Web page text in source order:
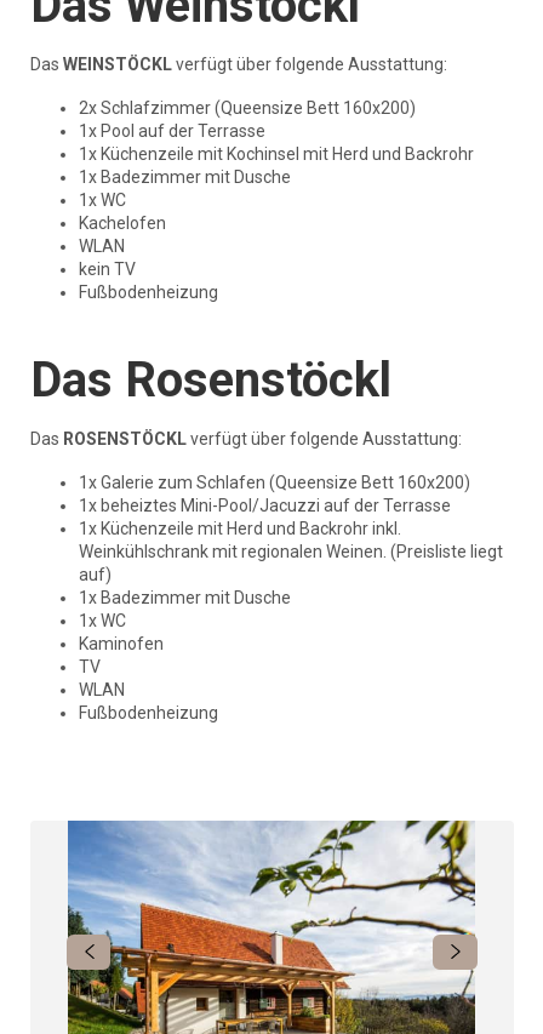
Das WEINSTÖCKLverfügt über folgende Ausstattung:
2x Schlafzimmer (Queensize Bett 160x200)
1x Pool auf der Terrasse
1x Küchenzeile mit Kochinsel mit Herd und Backrohr
1x Badezimmer mit Dusche
1x WC
Kachelofen
WLAN
kein TV
Fußbodenheizung
Das Rosenstöckl
Das ROSENSTÖCKLverfügt über folgende Ausstattung:
1x Galerie zum Schlafen (Queensize Bett 160x200)
1x beheiztes Mini-Pool/Jacuzzi auf der Terrasse
1x Küchenzeile mit Herd und Backrohr inkl.
Weinkühlschrank mit regionalen Weinen. (Preisliste liegt
auf)
1x Badezimmer mit Dusche
1x WC
Kaminofen
TV
WLAN
Fußbodenheizung